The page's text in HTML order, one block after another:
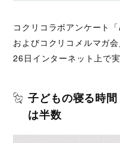
コクリコラボアンケート
およびコクリコメルマガ
26日インターネット上で
子どもの寝る時
は半数